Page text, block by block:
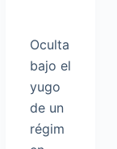
Oculta
bajo el
yugo
de un
régim